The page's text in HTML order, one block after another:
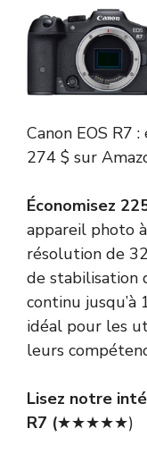
Canon EOS R7 :
274 $ sur
Économisez
appareil photo
résolution de
de stabilisation
continu jusqu’à
idéal pour les
leurs
Lisez notre
R7 (★★★★★)